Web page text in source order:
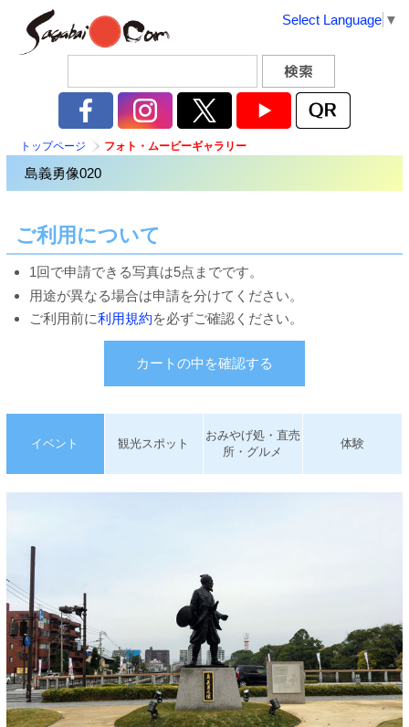
Select Language ▼
トップページ フォト・ムービーギャラリー
島義勇像020
ご利用について
1回で申請できる写真は5点までです。
用途が異なる場合は申請を分けてください。
ご利用前に利用規約を必ずご確認ください。
カートの中を確認する
イベント 観光スポット
おみやげ処・直売
所・グルメ
体験